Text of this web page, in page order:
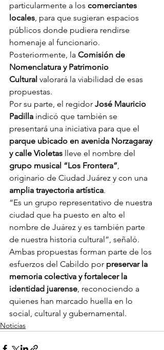
particularmente a los comerciantes
locales, para que sugieran espacios
públicos donde pudiera rendirse
homenaje al funcionario.
Posteriormente, la Comisión de
Nomenclatura y Patrimonio
Cultural valorará la viabilidad de esas
propuestas.
Por su parte, el regidor José Mauricio
Padilla indicó que también se
presentará una iniciativa para que el
parque ubicado en avenida Norzagaray
y calle Violetas lleve el nombre del
grupo musical “Los Frontera”,
originario de Ciudad Juárez y con una
amplia trayectoria artística.
“Es un grupo representativo de nuestra
ciudad que ha puesto en alto el
nombre de Juárez y es también parte
de nuestra historia cultural”, señaló.
Ambas propuestas forman parte de los
esfuerzos del Cabildo por preservar la
memoria colectiva y fortalecer la
identidad juarense, reconociendo a
quienes han marcado huella en lo
social, cultural y gubernamental.
Noticias